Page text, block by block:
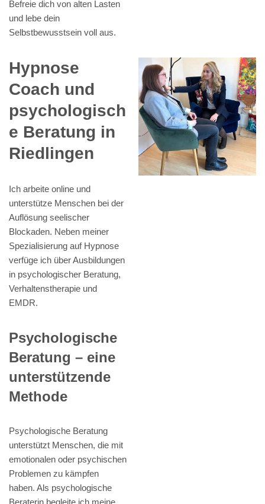
Befreie dich von alten Lasten
und lebe dein
Selbstbewusstsein voll aus.
Hypnose
Coach und
psychologisch
e Beratung in
Riedlingen
Ich arbeite online und
unterstütze Menschen bei der
Auflösung seelischer
Blockaden. Neben meiner
Spezialisierung auf Hypnose
verfüge ich über Ausbildungen
in psychologischer Beratung,
Verhaltenstherapie und
EMDR.
Psychologische
Beratung – eine
unterstützende
Methode
Psychologische Beratung
unterstützt Menschen, die mit
emotionalen oder psychischen
Problemen zu kämpfen
haben. Als psychologische